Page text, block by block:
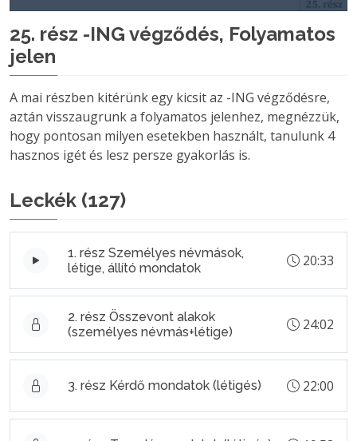
25. rész -ING végződés, Folyamatos
jelen
A mai részben kitérünk egy kicsit az -ING végződésre,
aztán visszaugrunk a folyamatos jelenhez, megnézzük,
hogy pontosan milyen esetekben használt, tanulunk 4
hasznos igét és lesz persze gyakorlás is.
Leckék (127)
1. rész Személyes névmások,
létige, állító mondatok
20:33
2. rész Összevont alakok
(személyes névmás+létige)
24:02
3. rész Kérdő mondatok (létigés) 22:00